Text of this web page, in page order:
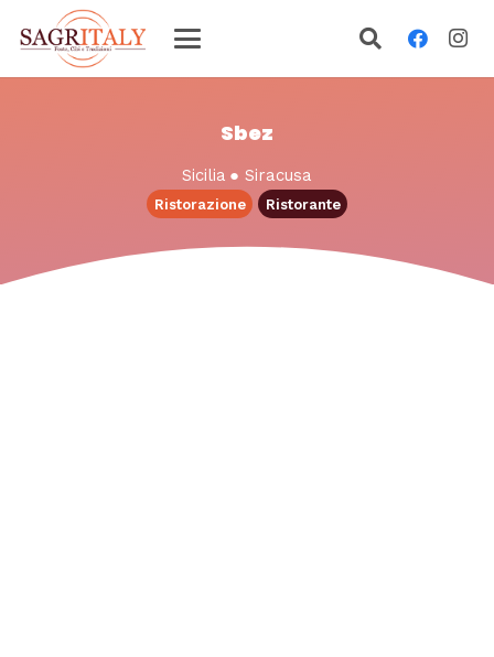
Sbez
Sicilia ● Siracusa
Ristorazione Ristorante